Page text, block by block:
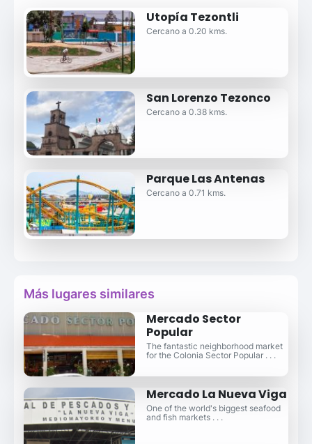
Utopía Tezontli
Cercano a 0.20 kms.
San Lorenzo Tezonco
Cercano a 0.38 kms.
Parque Las Antenas
Cercano a 0.71 kms.
Más lugares similares
Mercado Sector
Popular
The fantastic neighborhood market
for the Colonia Sector Popular . . .
Mercado La Nueva Viga
One of the world's biggest seafood
and fish markets . . .